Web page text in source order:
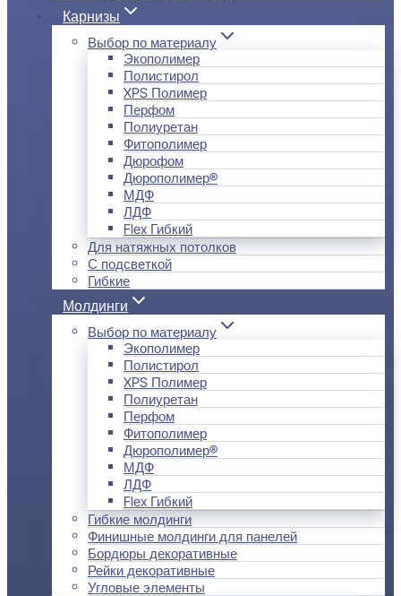
Карнизы
Выбор по материалу
Экополимер
Полистирол
XPS Полимер
Перфом
Полиуретан
Фитополимер
Дюрофом
Дюрополимер®
МДФ
ЛДФ
Flex Гибкий
Для натяжных потолков
С подсветкой
Гибкие
Молдинги
Выбор по материалу
Экополимер
Полистирол
XPS Полимер
Полиуретан
Перфом
Фитополимер
Дюрополимер®
МДФ
ЛДФ
Flex Гибкий
Гибкие молдинги
Финишные молдинги для панелей
Бордюры декоративные
Рейки декоративные
Угловые элементы